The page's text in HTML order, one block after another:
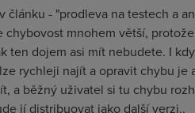
článku - "prodleva na testech a
chybovost mnohem větší,
ten dojem asi mít nebudete. I
rychleji najít a opravit chybu
a běžný uživatel si tu chybu
jí distribuovat jako další verzi..